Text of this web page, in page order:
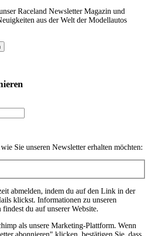
Raceland Newsletter Magazin und
aus der Welt der Modellautos
Sie unseren Newsletter erhalten möchten:
abmelden, indem du auf den Link in der
klickst. Informationen zu unseren
du auf unserer Website.
als unsere Marketing-Plattform. Wenn